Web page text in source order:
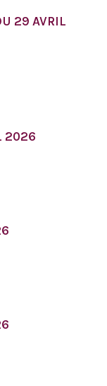
29 AVRIL
2026